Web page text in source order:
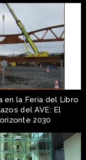
en la Feria del Libro
del AVE: El
2030